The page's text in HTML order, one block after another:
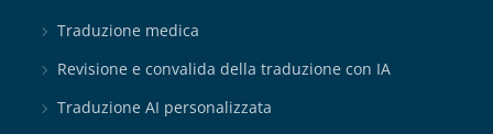
Traduzione medica
Revisione e convalida della traduzione con IA
Traduzione AI personalizzata